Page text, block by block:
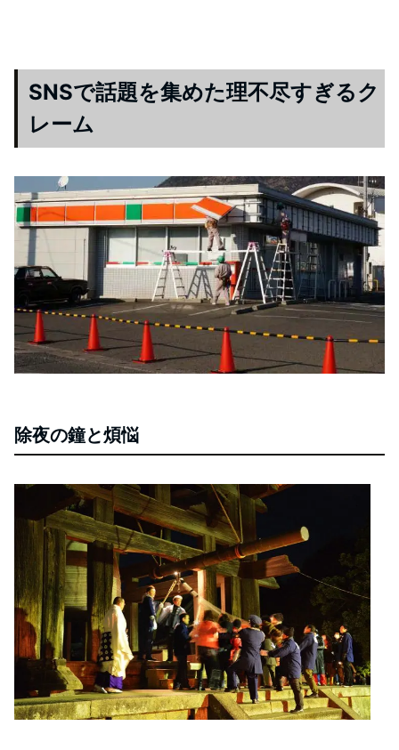
SNSで話題を集めた理不尽すぎるク
レーム
除夜の鐘と煩悩